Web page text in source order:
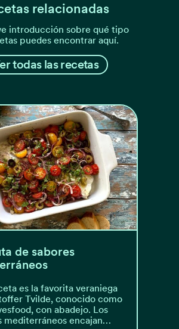
relacionadas
introducción sobre qué tipo
puedes encontrar aquí.
todas las recetas
de sabores
es la favorita veraniega
Tvilde, conocido como
con abadejo. Los
mediterráneos encajan…